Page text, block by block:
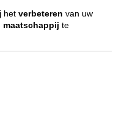
het verbeteren van uw
maatschappij te